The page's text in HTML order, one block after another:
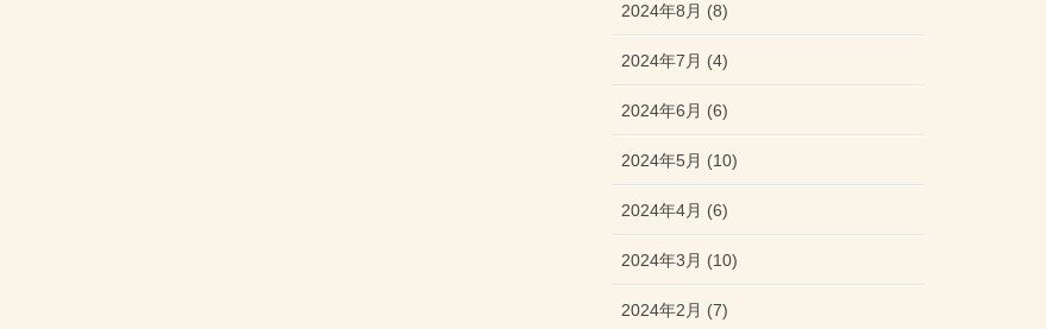
2024年8月 (8)
2024年7月 (4)
2024年6月 (6)
2024年5月 (10)
2024年4月 (6)
2024年3月 (10)
2024年2月 (7)